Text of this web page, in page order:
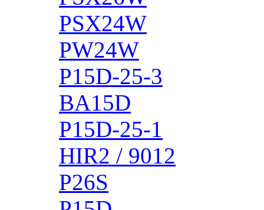
PSX24W
PW24W
P15D-25-3
BA15D
P15D-25-1
HIR2 / 9012
P26S